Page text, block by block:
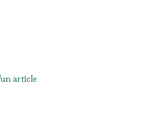
article